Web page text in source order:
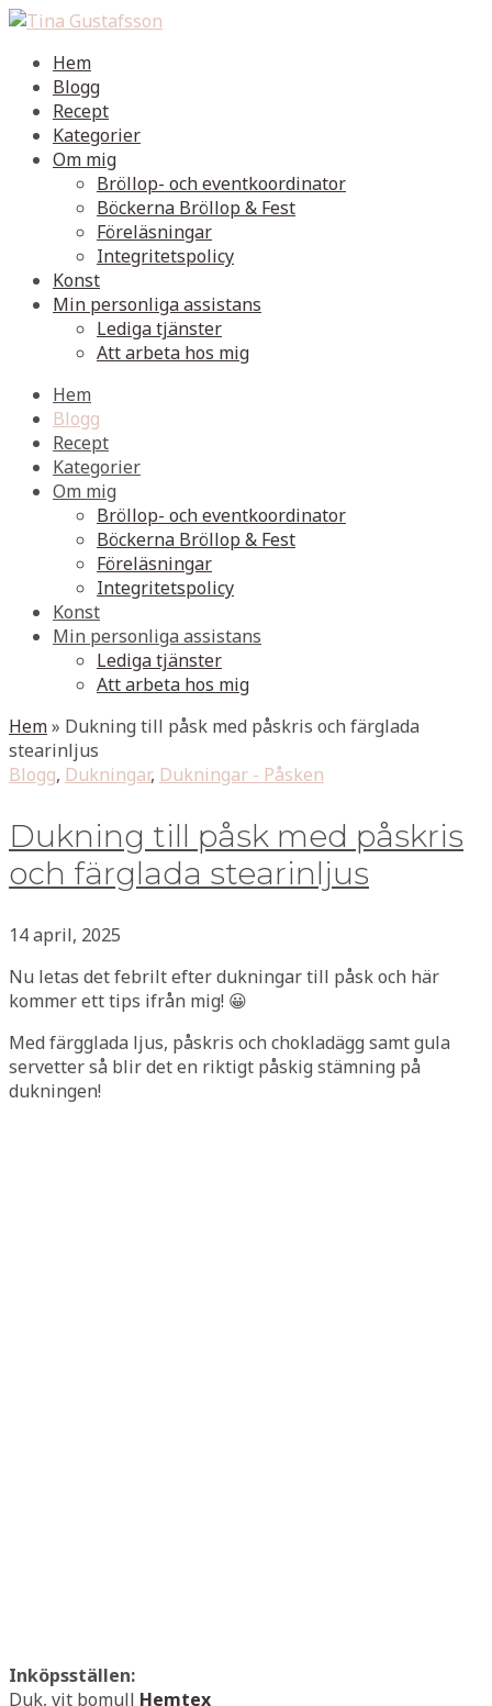
Hem
Blogg
Recept
Kategorier
Om mig
Bröllop- och eventkoordinator
Böckerna Bröllop & Fest
Föreläsningar
Integritetspolicy
Konst
Min personliga assistans
Lediga tjänster
Att arbeta hos mig
Hem
Blogg
Recept
Kategorier
Om mig
Bröllop- och eventkoordinator
Böckerna Bröllop & Fest
Föreläsningar
Integritetspolicy
Konst
Min personliga assistans
Lediga tjänster
Att arbeta hos mig
Hem» Dukning till påsk med påskris och färglada
stearinljus
Blogg, Dukningar, Dukningar - Påsken
Dukning till påsk med påskris
och färglada stearinljus
14 april, 2025
Nu letas det febrilt efter dukningar till påsk och här
kommer ett tips ifrån mig! 😀
Med färgglada ljus, påskris och chokladägg samt gula
servetter så blir det en riktigt påskig stämning på
dukningen!
Inköpsställen:
Duk, vit bomull Hemtex